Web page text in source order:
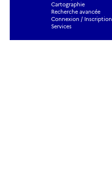
Cartographie
Recherche avancée
Connexion / Inscription
Services